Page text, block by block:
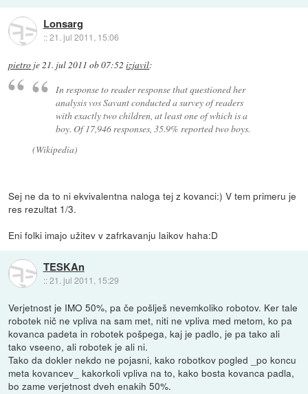
Lonsarg
::21. jul 2011, 15:06
pietro je21. jul 2011 ob 07:52 izjavil:
In response to reader response that questioned her
analysis vos Savant conducted a survey of readers
with exactly two children, at least one of which is a
boy. Of 17,946 responses, 35.9% reported two boys.
(Wikipedia)
Sej ne da to ni ekvivalentna naloga tej z kovanci:) V tem primeru je
res rezultat 1/3.
Eni folki imajo užitev v zafrkavanju laikov haha:D
TESKAn
::21. jul 2011, 15:29
Verjetnost je IMO 50%, pa če pošlješ nevemkoliko robotov. Ker tale
robotek nič ne vpliva na sam met, niti ne vpliva med metom, ko pa
kovanca padeta in robotek pošpega, kaj je padlo, je pa tako ali
tako vseeno, ali robotek je ali ni.
Tako da dokler nekdo ne pojasni, kako robotkov pogled _po koncu
meta kovancev_ kakorkoli vpliva na to, kako bosta kovanca padla,
bo zame verjetnost dveh enakih 50%.